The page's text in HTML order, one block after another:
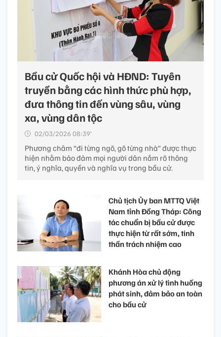
Bầu cử Quốc hội và HĐND: Tuyên
truyền bằng các hình thức phù hợp,
đưa thông tin đến vùng sâu, vùng
xa, vùng dân tộc
02/03/2026 08:39’
Phương châm “đi từng ngõ, gõ từng nhà” được thực
hiện nhằm bảo đảm mọi người dân nắm rõ thông
tin, ý nghĩa, quyền và nghĩa vụ trong bầu cử.
Chủ tịch Ủy ban MTTQ Việt
Nam tỉnh Đồng Tháp: Công
tác chuẩn bị bầu cử được
thực hiện từ rất sớm, tinh
thần trách nhiệm cao
Khánh Hòa chủ động
phương án xử lý tình huống
phát sinh, đảm bảo an toàn
cho bầu cử